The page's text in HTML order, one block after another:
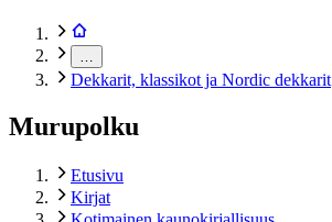
Dekkarit, klassikot ja Nordic dekkarit
Murupolku
Etusivu
Kirjat